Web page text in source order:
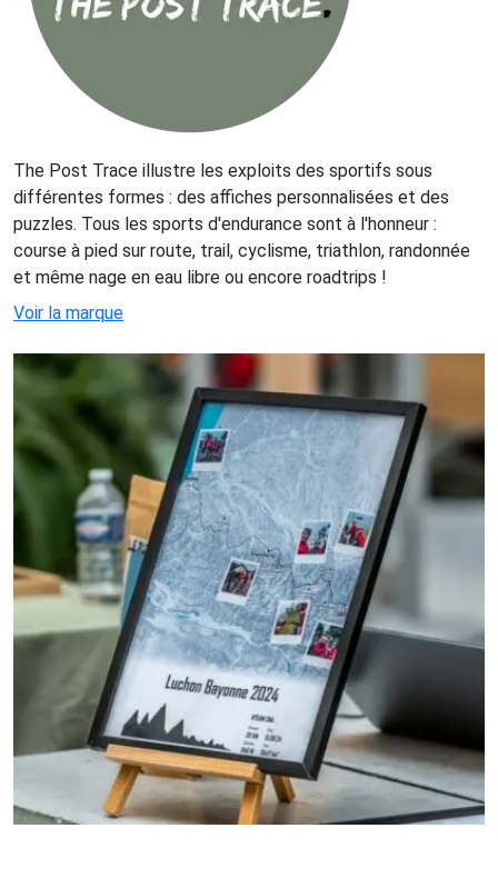
The Post Trace illustre les exploits des sportifs sous
différentes formes : des affiches personnalisées et des
puzzles. Tous les sports d'endurance sont à l'honneur :
course à pied sur route, trail, cyclisme, triathlon, randonnée
et même nage en eau libre ou encore roadtrips !
Voir la marque